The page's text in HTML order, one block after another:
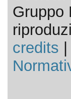
Gruppo
credits